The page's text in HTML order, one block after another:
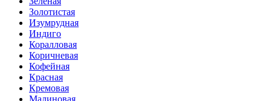
Золотистая
Изумрудная
Индиго
Коралловая
Коричневая
Кофейная
Красная
Кремовая